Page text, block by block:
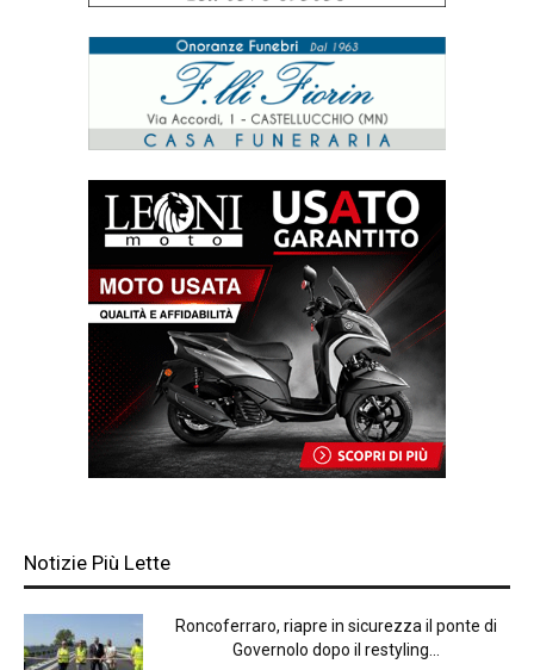
Notizie Più Lette
Roncoferraro, riapre in sicurezza il ponte di
Governolo dopo il restyling...